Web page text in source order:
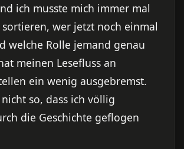
ich musste mich immer mal
wer jetzt noch einmal
welche Rolle jemand genau
meinen Lesefluss an
ein wenig ausgebremst.
so, dass ich völlig
die Geschichte geflogen